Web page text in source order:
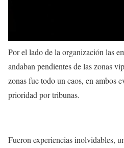
Por el lado de la organización las
andaban pendientes de las zonas
zonas fue todo un caos, en ambos
prioridad por tribunas.
Fueron experiencias inolvidables,